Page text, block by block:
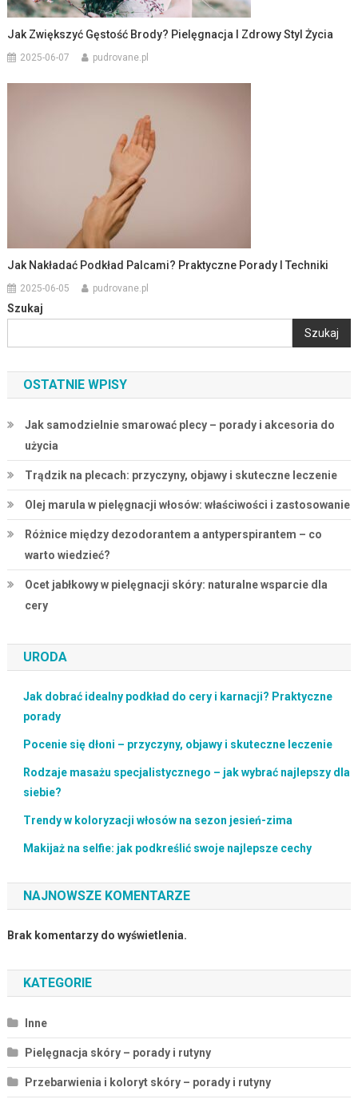
Jak Zwiększyć Gęstość Brody? Pielęgnacja I Zdrowy Styl Życia
2025-06-07 pudrovane.pl
Jak Nakładać Podkład Palcami? Praktyczne Porady I Techniki
2025-06-05 pudrovane.pl
Szukaj
Szukaj
OSTATNIE WPISY
Jak samodzielnie smarować plecy – porady i akcesoria do
użycia
Trądzik na plecach: przyczyny, objawy i skuteczne leczenie
Olej marula w pielęgnacji włosów: właściwości i zastosowanie
Różnice między dezodorantem a antyperspirantem – co
warto wiedzieć?
Ocet jabłkowy w pielęgnacji skóry: naturalne wsparcie dla
cery
URODA
Jak dobrać idealny podkład do cery i karnacji? Praktyczne
porady
Pocenie się dłoni – przyczyny, objawy i skuteczne leczenie
Rodzaje masażu specjalistycznego – jak wybrać najlepszy dla
siebie?
Trendy w koloryzacji włosów na sezon jesień-zima
Makijaż na selfie: jak podkreślić swoje najlepsze cechy
NAJNOWSZE KOMENTARZE
Brak komentarzy do wyświetlenia.
KATEGORIE
Inne
Pielęgnacja skóry – porady i rutyny
Przebarwienia i koloryt skóry – porady i rutyny